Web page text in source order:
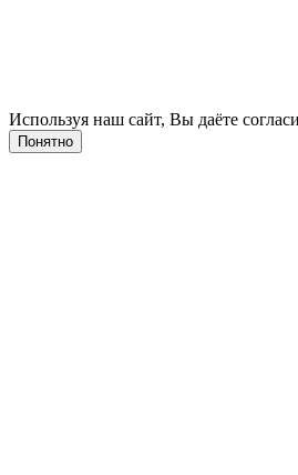
Используя наш сайт, Вы даёте
Понятно